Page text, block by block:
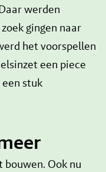
werden
gingen naar
het voorspellen
een piece
stuk
Ook nu